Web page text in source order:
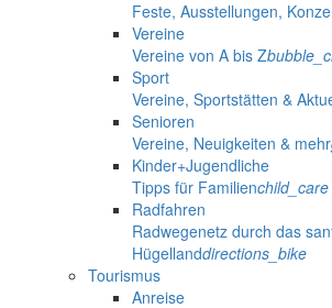
Feste, Ausstellungen,
Vereine
Vereine von A bis Z
Sport
Vereine, Sportstätten &
Senioren
Vereine, Neuigkeiten & mehr
Kinder+Jugendliche
Tipps für Familienchild_care
Radfahren
Radwegenetz durch das
Hügellanddirections_bike
Tourismus
Anreise